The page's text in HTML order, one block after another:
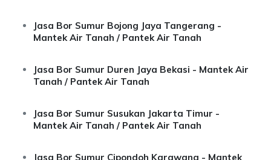
Jasa Bor Sumur Bojong Jaya Tangerang -
Mantek Air Tanah / Pantek Air Tanah
Jasa Bor Sumur Duren Jaya Bekasi - Mantek Air
Tanah / Pantek Air Tanah
Jasa Bor Sumur Susukan Jakarta Timur -
Mantek Air Tanah / Pantek Air Tanah
Jasa Bor Sumur Cipondoh Karawang - Mantek